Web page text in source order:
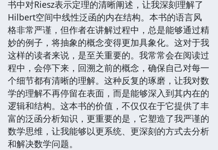
书中对Riesz表示定理的清晰阐述，让我深刻理解了
Hilbert空间中线性泛函的内在结构。本书的语言风
格非常严谨，但作者在讲解过程中，总是能够通过精
妙的例子，将抽象的概念变得更加具象化。这对于我
这样的读者来说，是至关重要的。我常常会在阅读过
程中，会停下来，回溯之前的概念，确保自己对每一
个细节都有清晰的理解。这种反复的琢磨，让我对数
学的理解不再停留在表面，而是能够深入到其内在的
逻辑和结构。这本书的价值，不仅仅在于它提供了丰
富的泛函分析知识，更重要的是，它塑造了我严谨的
数学思维，让我能够以更系统、更深刻的方式去分析
和解决数学问题。